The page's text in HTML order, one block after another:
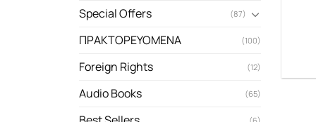
Special Offers (87)
ΠΡΑΚΤΟΡΕΥΟΜΕΝΑ (100)
Foreign Rights (12)
Audio Books (65)